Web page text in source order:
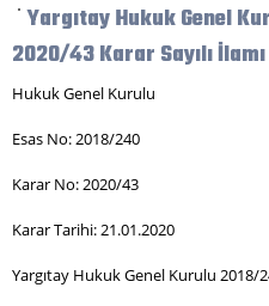
Yargıtay Hukuk Genel
2020/43 Karar Sayılı İlamı
Hukuk Genel Kurulu
Esas No: 2018/240
Karar No: 2020/43
Karar Tarihi: 21.01.2020
Yargıtay Hukuk Genel Kurulu 2018/